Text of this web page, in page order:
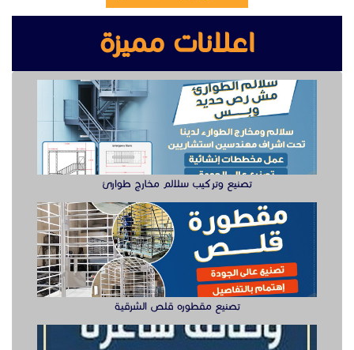
اعلانات مميزة
تصنيع وتركيب سلالم مخارج طوارئ
تصنيع مقطوره قلص الشرقية